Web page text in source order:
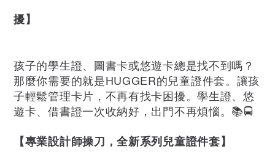
擾】
孩子的學生證、圖書卡或悠遊卡總是找不到嗎？
那麼你需要的就是HUGGER的兒童證件套。讓孩
子輕鬆管理卡片，不再有找卡困擾。學生證、悠
遊卡、借書證一次收納好，出門不再煩惱。📚🚍
【專業設計師操刀，全新系列兒童證件套】